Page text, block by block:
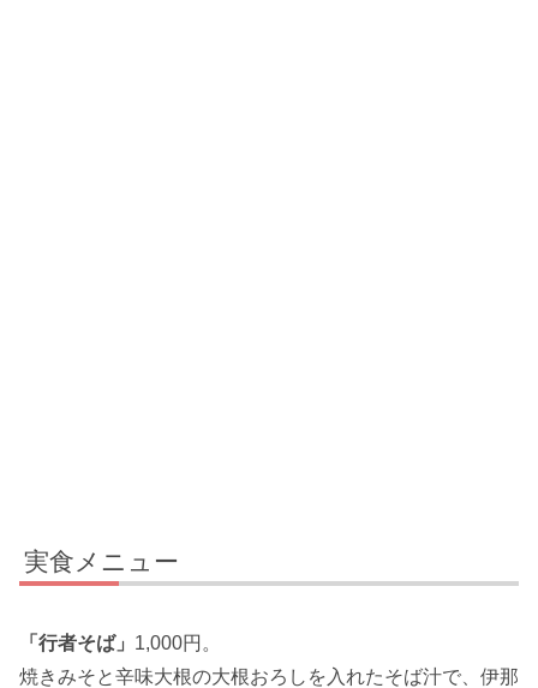
実食メニュー
「行者そば」 1,000円。
焼きみそと辛味大根の大根おろしを入れたそば汁で、伊那